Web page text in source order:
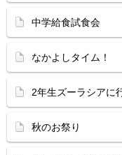
中学給食試食会
なかよしタイム！
2年生ズーラシアに
秋のお祭り